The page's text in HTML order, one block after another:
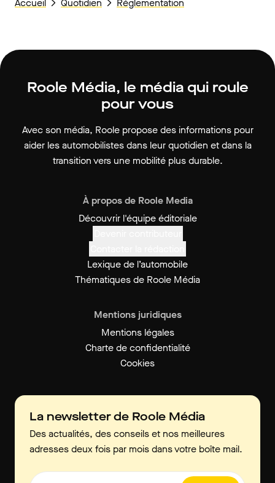
Accueil Quotidien Réglementation
Roole Média, le média qui roule
pour vous
Avec son média, Roole propose des informations pour
aider les automobilistes dans leur quotidien et dans la
transition vers une mobilité plus durable.
À propos de Roole Media
Découvrir l'équipe éditoriale
Lexique de l’automobile
Thématiques de Roole Média
Mentions juridiques
Mentions légales
Charte de confidentialité
Cookies
La newsletter de Roole Média
Des actualités, des conseils et nos meilleures
adresses deux fois par mois dans votre boîte mail.